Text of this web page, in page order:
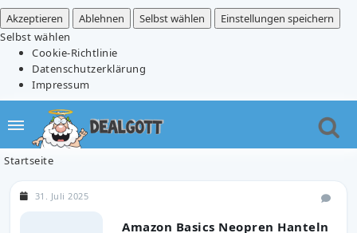
Akzeptieren
Ablehnen Selbst wählen
Einstellungen speichern
Selbst wählen
Cookie-Richtlinie
Datenschutzerklärung
Impressum
Startseite
Amazon Basics Neopren Hanteln
31. Juli 2025